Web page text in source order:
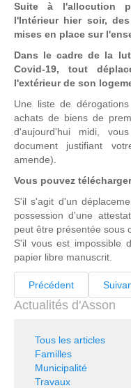
Suite à l'allocution
l'Intérieur hier soir,
mises en place sur
Dans le cadre de la
Covid-19, tout
l'extérieur de son
Une liste de
achats de biens de
d'aujourd'hui midi,
document justifiant
amende).
Vous pouvez
S'il s'agit d'un
possession d'une
peut être présentée sous
S'il vous est impossible
papier libre manuscrit.
Précédent
Actualités d'Asson
Tous les articles
Familles
Municipalité
Travaux